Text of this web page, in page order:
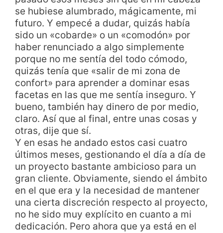
se hubiese alumbrado, mágicamente, mi
futuro. Y empecé a dudar, quizás había
sido un «cobarde» o un «comodón» por
haber renunciado a algo simplemente
porque no me sentía del todo cómodo,
quizás tenía que «salir de mi zona de
confort» para aprender a dominar esas
facetas en las que me sentía inseguro. Y
bueno, también hay dinero de por medio,
claro. Así que al final, entre unas cosas y
otras, dije que sí.
Y en esas he andado estos casi cuatro
últimos meses, gestionando el día a día de
un proyecto bastante ambicioso para un
gran cliente. Obviamente, siendo el ámbito
en el que era y la necesidad de mantener
una cierta discreción respecto al proyecto,
no he sido muy explícito en cuanto a mi
dedicación. Pero ahora que ya está en el